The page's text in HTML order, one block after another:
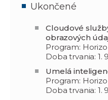
Ukončené
Cloudové
obrazových
Program:
Doba trvania: 1.
Umelá
Program:
Doba trvania: 1.